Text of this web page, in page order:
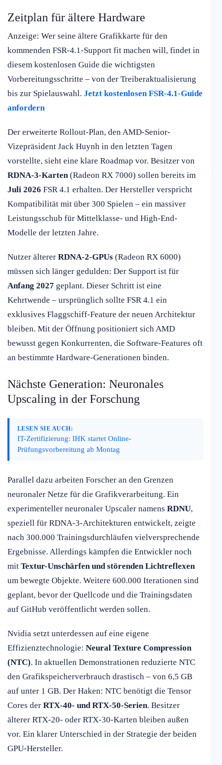
Zeitplan für ältere Hardware
Anzeige: Wer seine ältere Grafikkarte für den
kommenden FSR-4.1-Support fit machen will, findet in
diesem kostenlosen Guide die wichtigsten
Vorbereitungsschritte – von der Treiberaktualisierung
bis zur Spielauswahl. Jetzt kostenlosen FSR-4.1-Guide
anfordern
Der erweiterte Rollout-Plan, den AMD-Senior-
Vizepräsident Jack Huynh in den letzten Tagen
vorstellte, sieht eine klare Roadmap vor. Besitzer von
RDNA-3-Karten(Radeon RX 7000) sollen bereits im
Juli 2026 FSR 4.1 erhalten. Der Hersteller verspricht
Kompatibilität mit über 300 Spielen – ein massiver
Leistungsschub für Mittelklasse- und High-End-
Modelle der letzten Jahre.
Nutzer älterer RDNA-2-GPUs (Radeon RX 6000)
müssen sich länger gedulden: Der Support ist für
Anfang 2027 geplant. Dieser Schritt ist eine
Kehrtwende – ursprünglich sollte FSR 4.1 ein
exklusives Flaggschiff-Feature der neuen Architektur
bleiben. Mit der Öffnung positioniert sich AMD
bewusst gegen Konkurrenten, die Software-Features oft
an bestimmte Hardware-Generationen binden.
Nächste Generation: Neuronales
Upscaling in der Forschung
LESEN SIE AUCH:
IT-Zertifizierung: IHK startet Online-
Prüfungsvorbereitung ab Montag
Parallel dazu arbeiten Forscher an den Grenzen
neuronaler Netze für die Grafikverarbeitung. Ein
experimenteller neuronaler Upscaler namens RDNU,
speziell für RDNA-3-Architekturen entwickelt, zeigte
nach 300.000 Trainingsdurchläufen vielversprechende
Ergebnisse. Allerdings kämpfen die Entwickler noch
mit Textur-Unschärfen und störenden Lichtreflexen
um bewegte Objekte. Weitere 600.000 Iterationen sind
geplant, bevor der Quellcode und die Trainingsdaten
auf GitHub veröffentlicht werden sollen.
Nvidia setzt unterdessen auf eine eigene
Effizienztechnologie: Neural Texture Compression
(NTC). In aktuellen Demonstrationen reduzierte NTC
den Grafikspeicherverbrauch drastisch – von 6,5 GB
auf unter 1 GB. Der Haken: NTC benötigt die Tensor
Cores der RTX-40- und RTX-50-Serien. Besitzer
älterer RTX-20- oder RTX-30-Karten bleiben außen
vor. Ein klarer Unterschied in der Strategie der beiden
GPU-Hersteller.